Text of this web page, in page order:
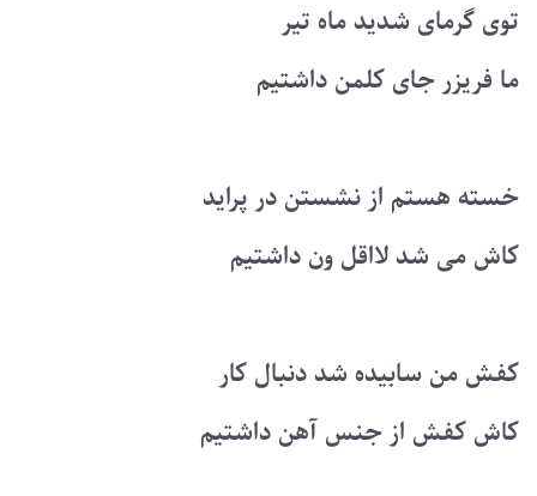
توی گرمای شدید ماه تیر
ما فریزر جای کلمن داشتیم
خسته هستم از نشستن در پراید
کاش می شد لااقل ون داشتیم
کفش من سابیده شد دنبال کار
کاش کفش از جنس آهن داشتیم